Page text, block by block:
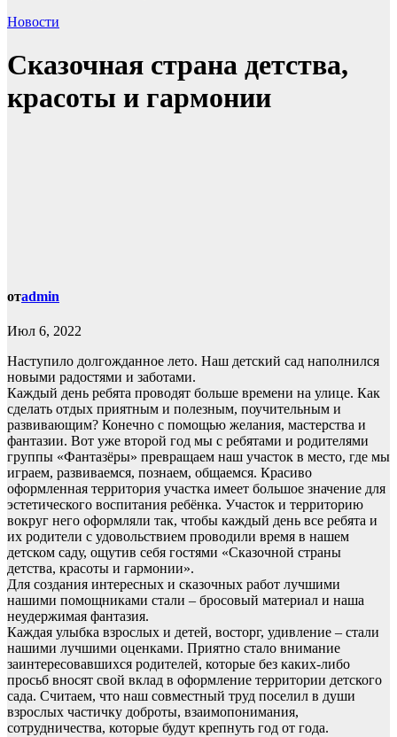
Новости
Сказочная страна детства,
красоты и гармонии
отadmin
Июл 6, 2022
Наступило долгожданное лето. Наш детский сад наполнился
новыми радостями и заботами.
Каждый день ребята проводят больше времени на улице. Как
сделать отдых приятным и полезным, поучительным и
развивающим? Конечно с помощью желания, мастерства и
фантазии. Вот уже второй год мы с ребятами и родителями
группы «Фантазёры» превращаем наш участок в место, где мы
играем, развиваемся, познаем, общаемся. Красиво
оформленная территория участка имеет большое значение для
эстетического воспитания ребёнка. Участок и территорию
вокруг него оформляли так, чтобы каждый день все ребята и
их родители с удовольствием проводили время в нашем
детском саду, ощутив себя гостями «Сказочной страны
детства, красоты и гармонии».
Для создания интересных и сказочных работ лучшими
нашими помощниками стали – бросовый материал и наша
неудержимая фантазия.
Каждая улыбка взрослых и детей, восторг, удивление – стали
нашими лучшими оценками. Приятно стало внимание
заинтересовавшихся родителей, которые без каких-либо
просьб вносят свой вклад в оформление территории детского
сада. Считаем, что наш совместный труд поселил в души
взрослых частичку доброты, взаимопонимания,
сотрудничества, которые будут крепнуть год от года.